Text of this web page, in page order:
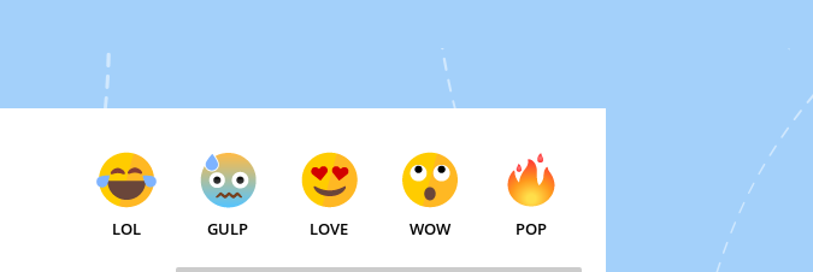
LOL GULP LOVE WOW POP